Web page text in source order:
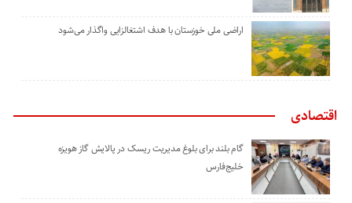
اراضی ملی خوزستان با هدف اشتغالزایی واگذار می‌شود
اقتصادی
گام بلند برای بلوغ مدیریت ریسک در پالایش گاز هویزه
خلیج‌فارس